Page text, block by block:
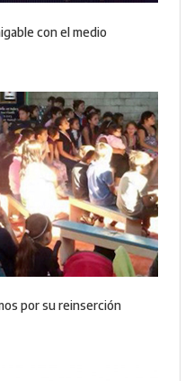
con el medio
por su reinserción